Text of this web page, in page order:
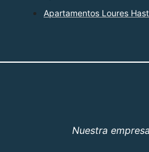
Apartamentos Loures
Nuestra